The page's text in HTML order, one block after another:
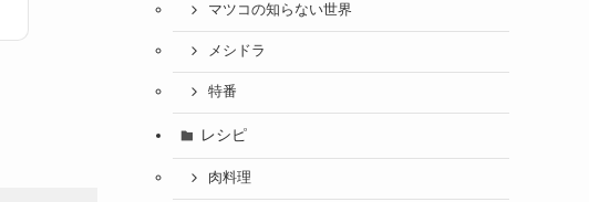
マツコの知らない世界
メシドラ
特番
レシピ
肉料理